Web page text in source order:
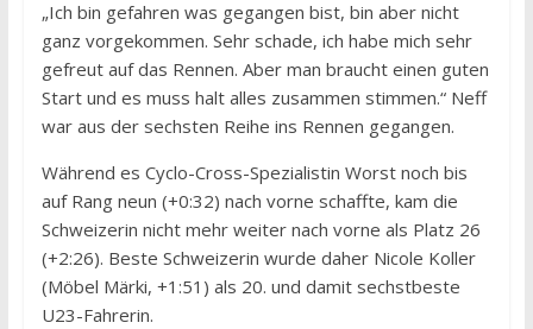
„Ich bin gefahren was gegangen bist, bin aber nicht
ganz vorgekommen. Sehr schade, ich habe mich sehr
gefreut auf das Rennen. Aber man braucht einen guten
Start und es muss halt alles zusammen stimmen.“ Neff
war aus der sechsten Reihe ins Rennen gegangen.
Während es Cyclo-Cross-Spezialistin Worst noch bis
auf Rang neun (+0:32) nach vorne schaffte, kam die
Schweizerin nicht mehr weiter nach vorne als Platz 26
(+2:26). Beste Schweizerin wurde daher Nicole Koller
(Möbel Märki, +1:51) als 20. und damit sechstbeste
U23-Fahrerin.